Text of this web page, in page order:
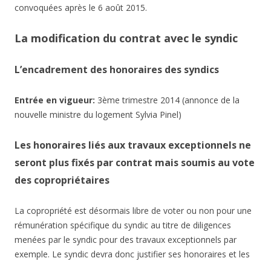
convoquées après le 6 août 2015.
La modification du contrat avec le syndic
L’encadrement des honoraires des syndics
Entrée en vigueur: 3ème trimestre 2014 (annonce de la
nouvelle ministre du logement Sylvia Pinel)
Les honoraires liés aux travaux exceptionnels ne
seront plus fixés par contrat mais soumis au vote
des copropriétaires
La copropriété est désormais libre de voter ou non pour une
rémunération spécifique du syndic au titre de diligences
menées par le syndic pour des travaux exceptionnels par
exemple. Le syndic devra donc justifier ses honoraires et les